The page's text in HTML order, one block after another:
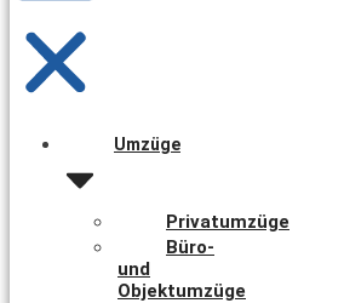
Umzüge
Privatumzüge
Büro-
und
Objektumzüge